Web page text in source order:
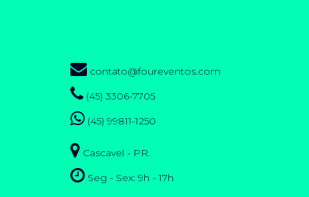
contato@foureventos.com
(45) 3306-7705
(45) 99811-1250
Cascavel - PR.
Seg - Sex: 9h - 17h